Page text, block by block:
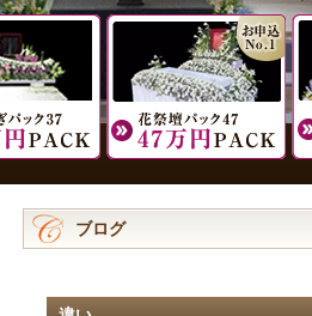
ブログ